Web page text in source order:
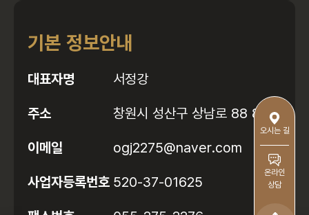
기본 정보안내
대표자명 서정강
주소 창원시 성산구 상남로 88 8층
이메일 ogj2275@naver.com
사업자등록번호 520-37-01625
오시는 길
온라인
상담